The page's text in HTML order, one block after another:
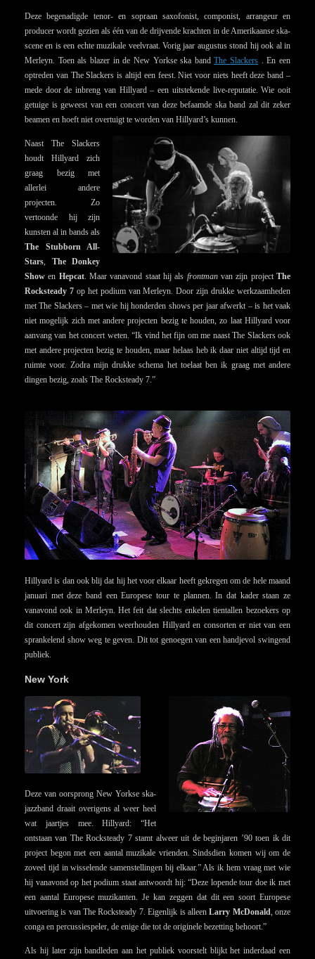
Deze begenadigde tenor- en sopraan saxofonist, componist, arrangeur en
producer wordt gezien als één van de drijvende krachten in de Amerikaanse ska-
scene en is een echte muzikale veelvraat. Vorig jaar augustus stond hij ook al in
Merleyn. Toen als blazer in de New Yorkse ska bandThe Slackers . En een
optreden van The Slackers is altijd een feest. Niet voor niets heeft deze band –
mede door de inbreng van Hillyard – een uitstekende live-reputatie. Wie ooit
getuige is geweest van een concert van deze befaamde ska band zal dit zeker
beamen en hoeft niet overtuigt te worden van Hillyard’s kunnen.
Naast The Slackers
houdt Hillyard zich
graag bezig met
allerlei andere
projecten. Zo
vertoonde hij zijn
kunsten al in bands als
The Stubborn All-
Stars
The Donkey
Show en Hepcat.Maar vanavond staat hij als frontmanvan zijn projectThe
Rocksteady 7op het podium van Merleyn. Door zijn drukke werkzaamheden
met The Slackers – met wie hij honderden shows per jaar afwerkt – is het vaak
niet mogelijk zich met andere projecten bezig te houden, zo laat Hillyard voor
aanvang van het concert weten. “Ik vind het fijn om me naast The Slackers ook
met andere projecten bezig te houden, maar helaas heb ik daar niet altijd tijd en
ruimte voor. Zodra mijn drukke schema het toelaat ben ik graag met andere
dingen bezig, zoals The Rocksteady 7.”
Hillyard is dan ook blij dat hij het voor elkaar heeft gekregen om de hele maand
januari met deze band een Europese tour te plannen. In dat kader staan ze
vanavond ook in Merleyn. Het feit dat slechts enkelen tientallen bezoekers op
dit concert zijn afgekomen weerhouden Hillyard en consorten er niet van een
sprankelend show weg te geven. Dit tot genoegen van een handjevol swingend
publiek.
New York
Deze van oorsprong New Yorkse ska-
jazzband draait overigens al weer heel
wat jaartjes mee. Hillyard: “Het
ontstaan van The Rocksteady 7 stamt alweer uit de beginjaren ’90 toen ik dit
project begon met een aantal muzikale vrienden. Sindsdien komen wij om de
zoveel tijd in wisselende samenstellingen bij elkaar.” Als ik hem vraag met wie
hij vanavond op het podium staat antwoordt hij: “Deze lopende tour doe ik met
een aantal Europese muzikanten. Je kan zeggen dat dit een soort Europese
uitvoering is van The Rocksteady 7. Eigenlijk is alleenLarry McDonald, onze
conga en percussiespeler, de enige die tot de originele bezetting behoort.”
Als hij later zijn bandleden aan het publiek voorstelt blijkt het inderdaad een